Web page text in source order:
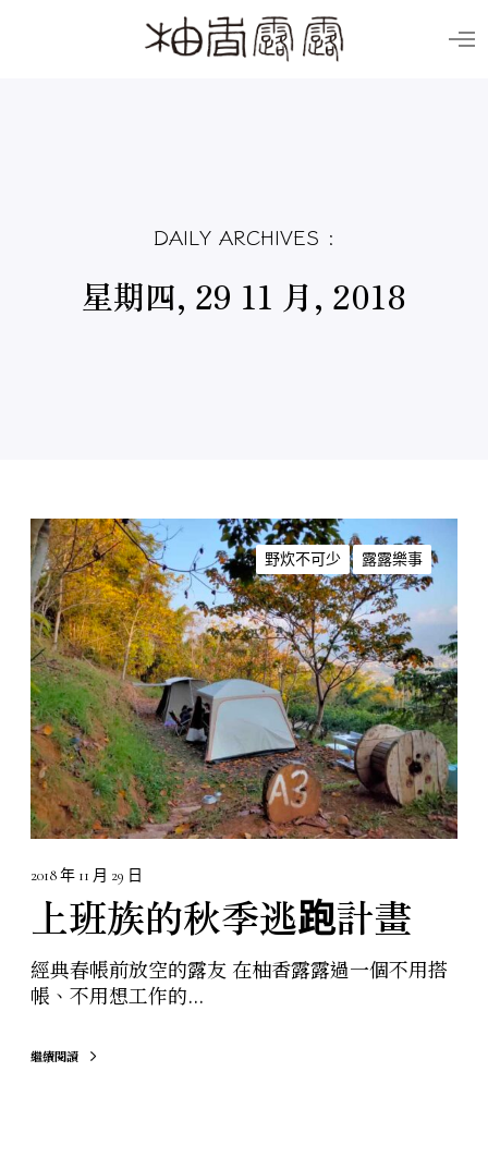
O
DAILY ARCHIVES :
星期四, 29 11 月, 2018
上
班
族
的
秋
季
逃
跑
計
畫
野炊不可少 露露樂事
2018 年 11 月 29 日
上班族的秋季逃跑計畫
經典春帳前放空的露友 在柚香露露過一個不用搭
帳、不用想工作的...
繼續閱讀